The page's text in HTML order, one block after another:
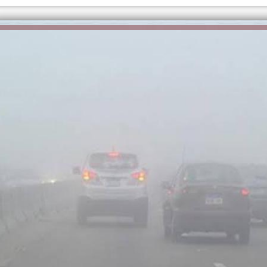
الكاتبة إلهام شرشر تهنئ الرئيس
السيسي بعيد ميلاده وتُشيد بجهوده